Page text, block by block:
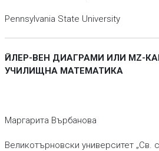
Pennsylvania State University
ЙЛЕР-ВЕН ДИАГРАМИ ИЛИ MZ-
УЧИЛИЩНА МАТЕМАТИКА
Маргарита Върбанова
Великотърновски университет „Св.